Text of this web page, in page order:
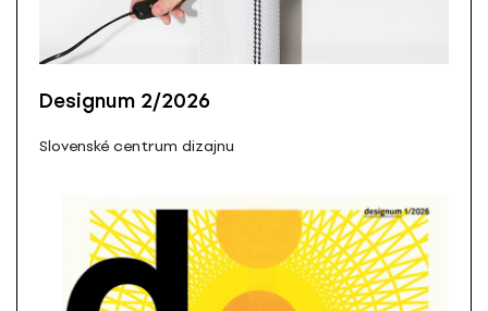
Designum 2/2026
Slovenské centrum dizajnu